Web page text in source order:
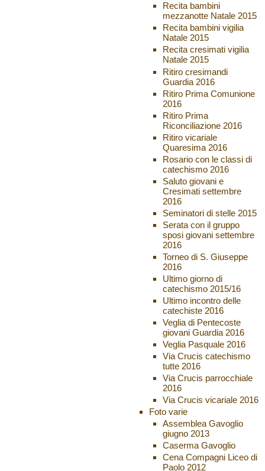
Recita bambini
mezzanotte Natale 2015
Recita bambini vigilia
Natale 2015
Recita cresimati vigilia
Natale 2015
Ritiro cresimandi
Guardia 2016
Ritiro Prima Comunione
2016
Ritiro Prima
Riconciliazione 2016
Ritiro vicariale
Quaresima 2016
Rosario con le classi di
catechismo 2016
Saluto giovani e
Cresimati settembre
2016
Seminatori di stelle 2015
Serata con il gruppo
sposi giovani settembre
2016
Torneo di S. Giuseppe
2016
Ultimo giorno di
catechismo 2015/16
Ultimo incontro delle
catechiste 2016
Veglia di Pentecoste
giovani Guardia 2016
Veglia Pasquale 2016
Via Crucis catechismo
tutte 2016
Via Crucis parrocchiale
2016
Via Crucis vicariale 2016
Foto varie
Assemblea Gavoglio
giugno 2013
Caserma Gavoglio
Cena Compagni Liceo di
Paolo 2012